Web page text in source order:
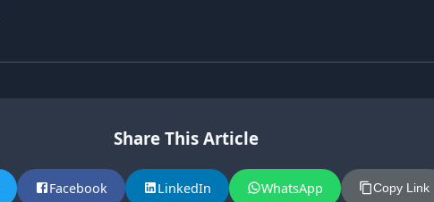
Share This Article
Facebook LinkedIn WhatsApp Copy Link